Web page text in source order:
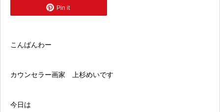
Pin it
こんばんわー
カウンセラー画家 上杉めいです
今日は